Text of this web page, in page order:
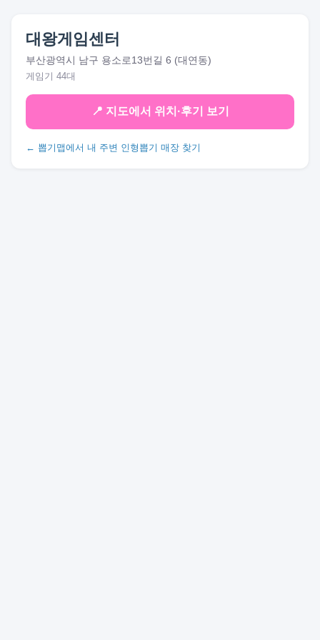
대왕게임센터
부산광역시 남구 용소로13번길 6 (대연동)
게임기 44대
📍 지도에서 위치·후기 보기
← 뽑기맵에서 내 주변 인형뽑기 매장 찾기